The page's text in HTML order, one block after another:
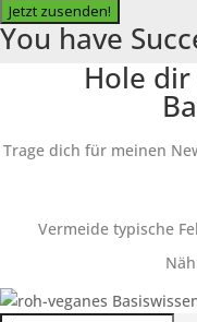
Jetzt zusenden!
You have
Hole
Trage dich für meinen
Vermeide typische